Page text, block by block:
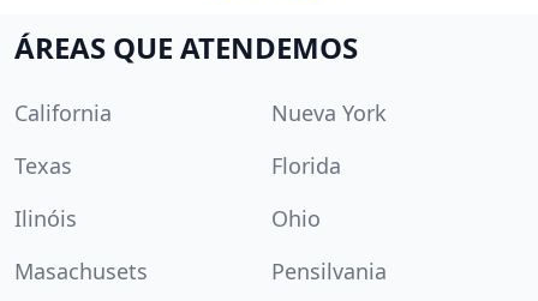
ÁREAS QUE ATENDEMOS
California
Nueva York
Texas
Florida
Ilinóis
Ohio
Masachusets
Pensilvania